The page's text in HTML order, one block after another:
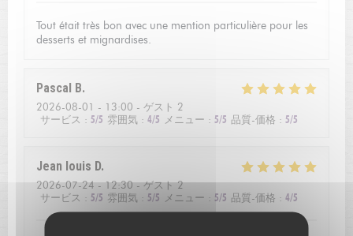
Tout était très bon avec une mention particulière pour les
desserts et mignardises.
Pascal B
2026-08-01 - 13:00 - ゲスト 2
サービス : 5/5 雰囲気 : 4/5 メニュー : 5/5 品質-価格 : 5/5
Jean louis D
2026-07-24- 12:30 - ゲスト 2
サービス : 5/5 雰囲気 : 5/5 メニュー : 5/5 品質-価格 : 4/5